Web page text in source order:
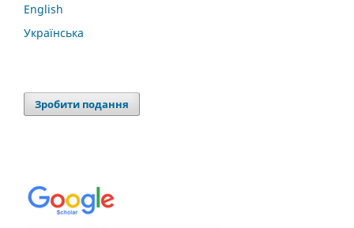
English
Українська
Зробити подання